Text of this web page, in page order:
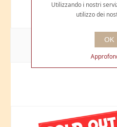
RAVIOLI
€9,00
Utilizzando i nostri
utilizzo dei
OK